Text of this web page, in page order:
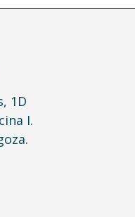
1D
I.